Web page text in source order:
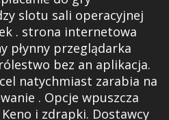
slotu sali operacyjnej
. strona internetowa
płynny przeglądarka
bez an aplikacja.
natychmiast zarabia na
. Opcje wpuszcza
i zdrapki. Dostawcy